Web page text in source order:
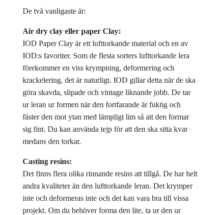
De två vanligaste är:
Air dry clay eller paper Clay:
IOD Paper Clay är ett lufttorkande material och en av
IOD:s favoriter. Som de flesta sorters lufttorkande lera
förekommer en viss krympning, deformering och
krackelering, det är naturligt. IOD gillar detta när de ska
göra skavda, slipade och vintage liknande jobb. De tar
ur leran ur formen när den fortfarande är fuktig och
fäster den mot ytan med lämpligt lim så att den formar
sig fint. Du kan använda tejp för att den ska sitta kvar
medans den torkar.
Casting resins:
Det finns flera olika rinnande resins att tillgå. De har helt
andra kvaliteter än den lufttorkande leran. Det krymper
inte och deformeras inte och det kan vara bra till vissa
projekt. Om du behöver forma den lite, ta ur den ur